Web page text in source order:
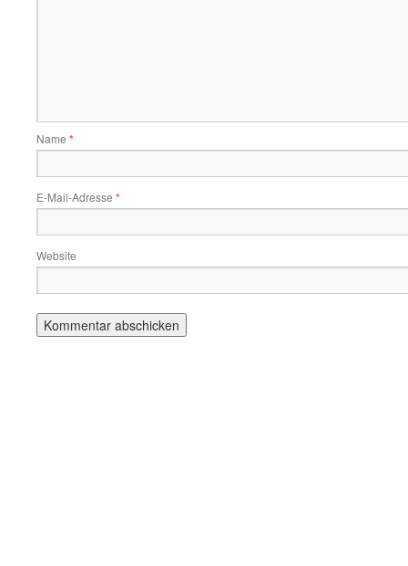
Name *
E-Mail-Adresse *
Website